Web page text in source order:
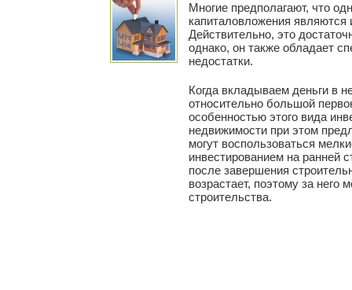
Многие предполагают, что
капиталовложения
Действительно, это
однако, он также обладает
недостатки.
Когда вкладываем деньги в
относительно большой
особенностью этого вида
недвижимости при этом
могут воспользоваться
инвестированием на ранней
после завершения
возрастает, поэтому за него
строительства.